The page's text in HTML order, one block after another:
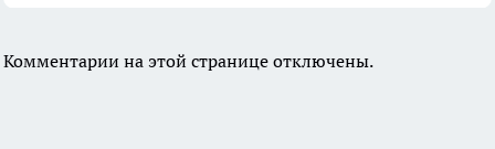
Комментарии на этой странице отключены.